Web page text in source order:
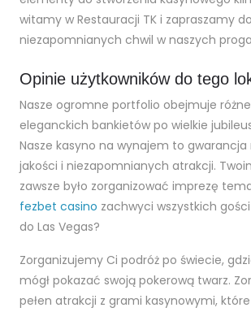
witamy w Restauracji TK i zapraszamy
niezapomnianych chwil w naszych
Opinie użytkowników do tego
Nasze ogromne portfolio obejmuje
eleganckich bankietów po wielkie
Nasze kasyno na wynajem to gwarancja
jakości i niezapomnianych atrakcji.
zawsze było zorganizować imprezę
fezbet casino zachwyci wszystkich
do Las Vegas?
Zorganizujemy Ci podróż po świecie,
mógł pokazać swoją pokerową twarz.
pełen atrakcji z grami kasynowymi,